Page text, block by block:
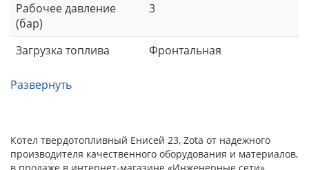
Рабочее давление
(бар)
3
Загрузка топлива Фронтальная
Развернуть
Котел твердотопливный Енисей 23, Zota от надежного
производителя качественного оборудования и материалов,